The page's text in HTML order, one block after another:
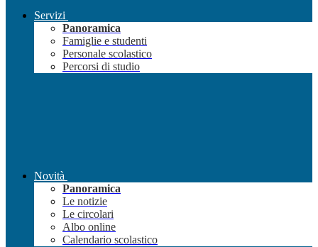
Servizi
Panoramica
Famiglie e studenti
Personale scolastico
Percorsi di studio
Novità
Panoramica
Le notizie
Le circolari
Albo online
Calendario scolastico